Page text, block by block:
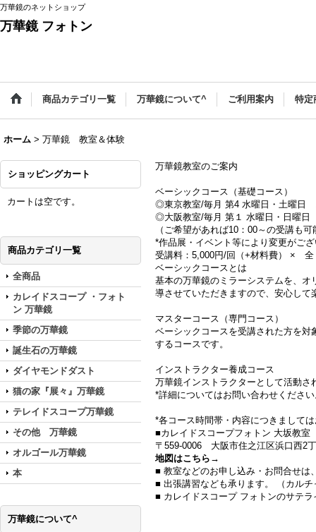
万華鏡のネットショップ
万華鏡 フォトン
商品カテゴリ一覧 万華鏡について^ ご利用案内 特定
ホーム > 万華鏡 教室＆体験
ショッピングカート
カートは空です。
商品カテゴリ一覧
全商品
カレイドスコープ ・フォト
ン 万華鏡
季節の万華鏡
誕生石の万華鏡
ダイヤモンドダスト
猫の家『展々』万華鏡
テレイドスコープ万華鏡
その他 万華鏡
オルゴール万華鏡
本
万華鏡について^
万華鏡教室のご案内
ベーシックコース（基礎コース）
◎東京教室/毎月 第4 水曜日・土曜日
◎大阪教室/毎月 第１ 水曜日・日曜
（ご希望があれば10：00～の受講も
*作品展・イベント等により変更がご
受講料：5,000円/回（+材料費） × 全
ベーシックコースとは
基本の万華鏡のミラーシステムを、
導させていただきますので、安心し
マスターコース（専門コース）
ベーシックコースを受講された方を
するコースです。
インストラクター養成コース
万華鏡インストラクターとして活動
*詳細についてはお問い合わせくださ
*各コース時間帯・内容につきまして
■カレイドスコープフォトン 大坂教室
〒559-0006 大阪市住之江区浜口西2
地図はこちら→
■ 教室などのお申し込み・お問合せは
■ 出張講習なども承ります。 （カル
■ カレイドスコープ フォトンのサテ